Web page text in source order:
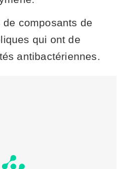
composants de
qui ont de
antibactériennes.